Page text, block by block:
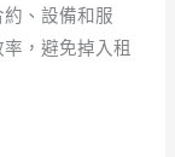
、設備和服
，避免掉入租